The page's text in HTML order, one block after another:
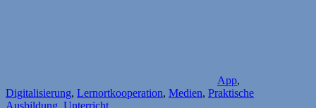
App,
Digitalisierung, Lernortkooperation, Medien, Praktische
Ausbildung, Unterricht